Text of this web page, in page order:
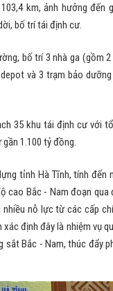
km, ảnh hưởng đến
bố trí tái định cư.
bố trí 3 nhà ga (gồm
và 3 trạm bảo
35 khu tái định cư với
1.100 tỷ đồng.
tỉnh Hà Tĩnh, tính đến
cao Bắc - Nam đoạn qua
nỗ lực từ các cấp
định đây là nhiệm vụ
sắt Bắc - Nam, thúc đẩy